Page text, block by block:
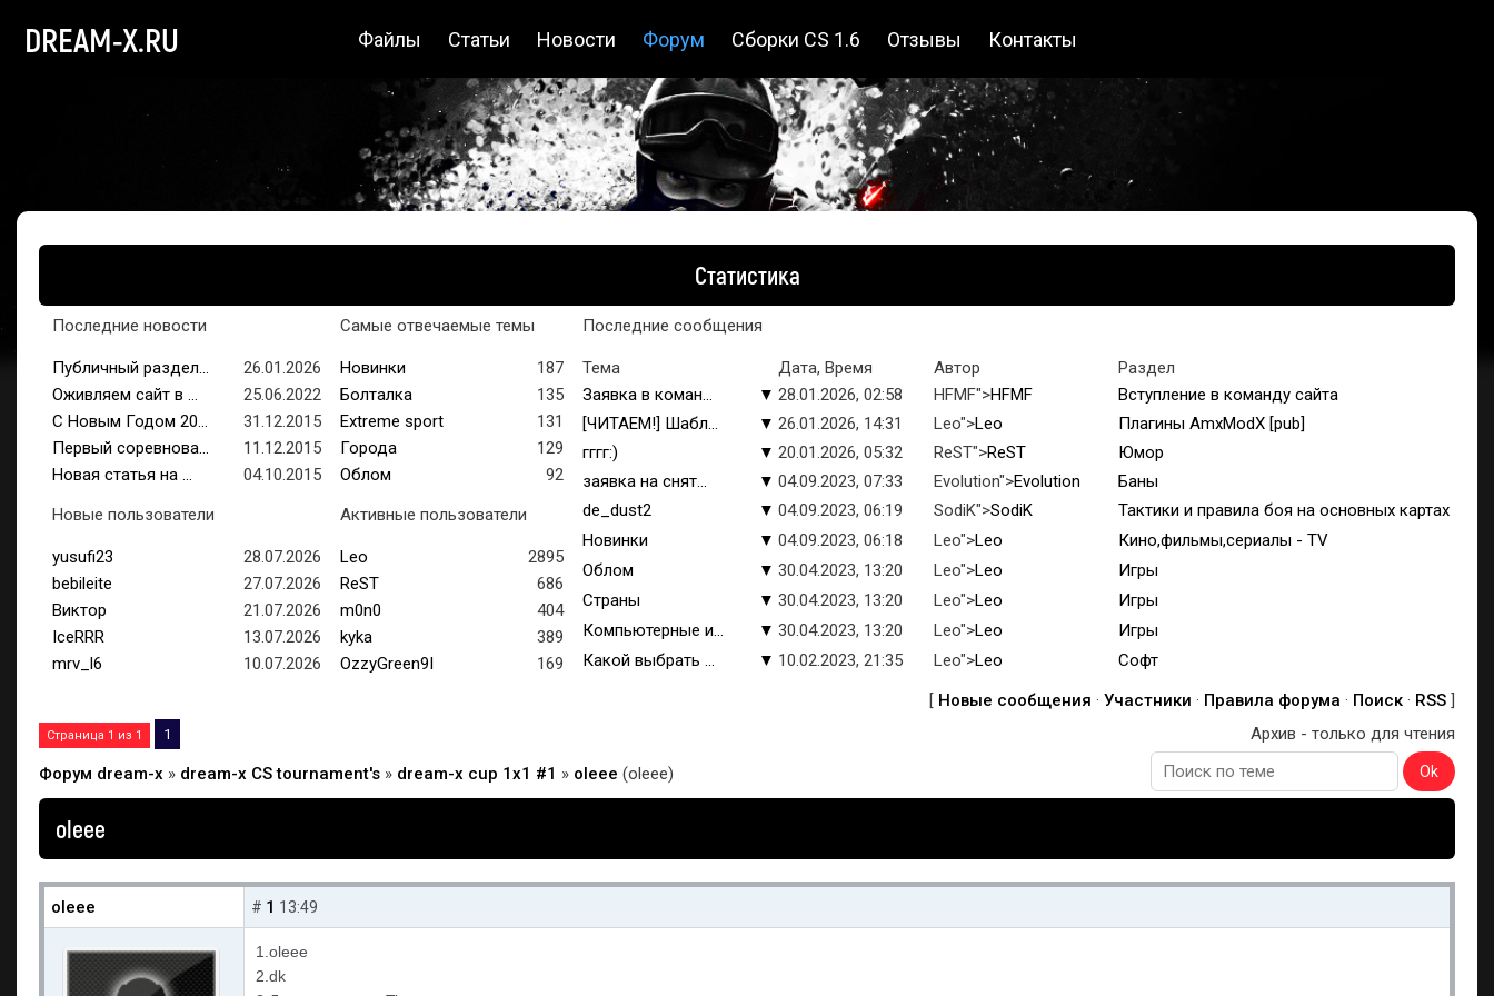
DREAM-X.RU Файлы Статьи Новости Форум Сборки CS 1.6 Отзывы Контакты
Статистика
Последние новости Самые отвечаемые темы Последние сообщения
Публичный раздел...
26.01.2026
Оживляем сайт в ...
25.06.2022
С Новым Годом 20...
31.12.2015
Первый соревнова...
11.12.2015
Новая статья на ...
04.10.2015
Новинки
187
Болталка
135
Extreme sport
131
Города
129
Облом
92
Тема Дата, Время Автор
Раздел
Заявка в коман...
▼ 28.01.2026, 02:58 HFMF">HFMF
Вступление в команду сайта
[ЧИТАЕМ!] Шабл...
▼ 26.01.2026, 14:31 Leo">Leo
Плагины AmxModX [pub]
гггг:)
▼ 20.01.2026, 05:32 ReST">ReST
Юмор
заявка на снят...
▼ 04.09.2023, 07:33 Evolution">Evolution
Баны
de_dust2
▼ 04.09.2023, 06:19 SodiK">SodiK
Тактики и правила боя на основных картах
Новинки
▼ 04.09.2023, 06:18 Leo">Leo
Кино,фильмы,сериалы - TV
Облом
▼ 30.04.2023, 13:20 Leo">Leo
Игры
Страны
▼ 30.04.2023, 13:20 Leo">Leo
Игры
Компьютерные и...
▼ 30.04.2023, 13:20 Leo">Leo
Игры
Какой выбрать ...
▼ 10.02.2023, 21:35 Leo">Leo Софт
Новые пользователи Активные пользователи
yusufi23
28.07.2026
bebileite
27.07.2026
Виктор
21.07.2026
IceRRR
13.07.2026
mrv_l6
10.07.2026
Leo
2895
ReST
686
m0n0
404
kyka
389
OzzyGreen9I
169
[ Новые сообщения · Участники · Правила форума · Поиск · RSS ]
Страница 1 из 1 1
Архив - только для чтения
Форум dream-x » dream-x CS tournament's » dream-x cup 1x1 #1 » oleee (oleee)
oleee
oleee # 1 13:49
1.oleee
2.dk